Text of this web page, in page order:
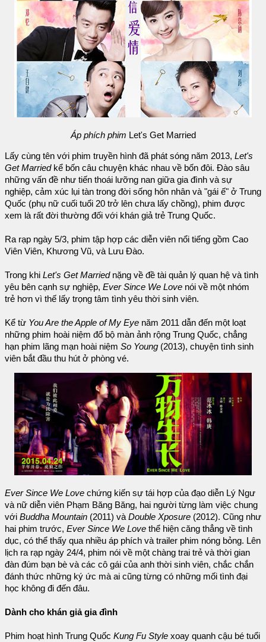
Áp phích phim Let's Get Married
Lấy cùng tên với phim truyền hình đã phát sóng năm 2013, Let's
Get Marriedkể bốn câu chuyện khác nhau về bốn đôi. Đào sâu
những vấn đề như tiến thoái lưỡng nan giữa gia đình và sự
nghiệp, cảm xúc lụi tàn trong đời sống hôn nhân và "gái ế" ở Trung
Quốc (phụ nữ cuối tuổi 20 trở lên chưa lấy chồng), phim được
xem là rất đời thường đối với khán giả trẻ Trung Quốc.
Ra rạp ngày 5/3, phim tập hợp các diễn viên nổi tiếng gồm Cao
Viên Viên, Khương Vũ, và Lưu Đào.
Trong khi Let's Get Married nặng về đề tài quản lý quan hệ và tình
yêu bên cạnh sự nghiệp, Ever Since We Love nói về một nhóm
trẻ hơn vì thế lấy trọng tâm tình yêu thời sinh viên.
Kể từ You Are the Apple of My Eye năm 2011 dẫn đến một loạt
những phim hoài niệm đổ bộ màn ảnh rộng Trung Quốc, chẳng
hạn phim lãng mạn hoài niệm So Young (2013), chuyện tình sinh
viên bắt đầu thu hút ở phòng vé.
Ever Since We Love chứng kiến sự tái hợp của đạo diễn Lý Ngư
và nữ diễn viên Phạm Băng Băng, hai người từng làm việc chung
với Buddha Mountain (2011) và Double Xposure (2012). Cũng như
hai phim trước, Ever Since We Love thể hiện căng thẳng về tình
dục, có thể thấy qua nhiều áp phích và trailer phim nóng bỏng. Lên
lịch ra rạp ngày 24/4, phim nói về một chàng trai trẻ và thời gian
đàn đúm bạn bè và các cô gái của anh thời sinh viên, chắc chắn
đánh thức những ký ức mà ai cũng từng có những mối tình đại
học không đi đến đâu.
Dành cho khán giả gia đình
Phim hoạt hình Trung Quốc Kung Fu Style xoay quanh cậu bé tuổi